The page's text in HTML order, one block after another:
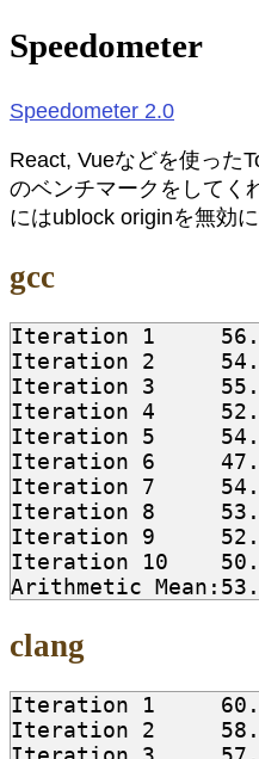
Speedometer
Speedometer 2.0
React, Vueなどを使った
のベンチマークをしてく
にはublock originを無効
gcc
Iteration 1	56.23 runs/min
Iteration 2	54.60 runs/min
Iteration 3	55.77 runs/min
Iteration 4	52.69 runs/min
Iteration 5	54.60 runs/min
Iteration 6	47.14 runs/min
Iteration 7	54.33 runs/min
Iteration 8	53.36 runs/min
Iteration 9	52.80 runs/min
Iteration 10	50.55 runs/min
clang
Iteration 1	60.68 runs/min
Iteration 2	58.18 runs/min